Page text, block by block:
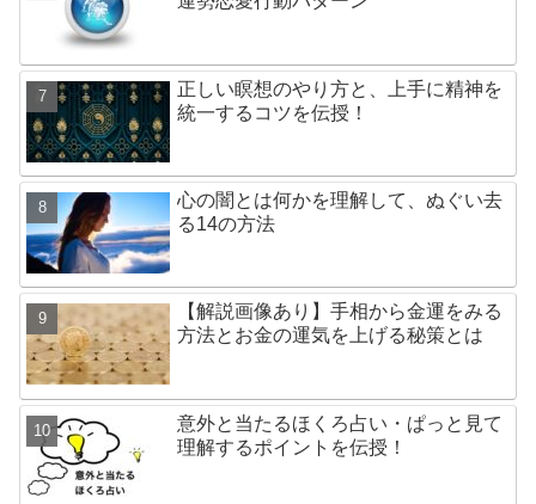
正しい瞑想のやり方と、上手に精神を
統一するコツを伝授！
心の闇とは何かを理解して、ぬぐい去
る14の方法
【解説画像あり】手相から金運をみる
方法とお金の運気を上げる秘策とは
意外と当たるほくろ占い・ぱっと見て
理解するポイントを伝授！